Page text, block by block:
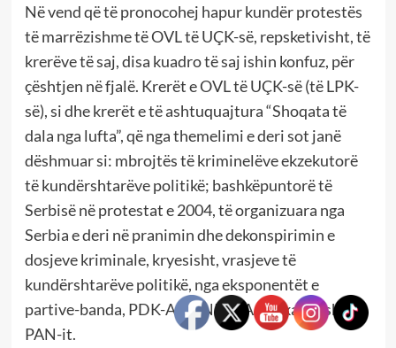
Në vend që të pronocohej hapur kundër protestës
të marrëzishme të OVL të UÇK-së, repsketivisht, të
krerëve të saj, disa kuadro të saj ishin konfuz, për
çështjen në fjalë. Krerët e OVL të UÇK-së (të LPK-
së), si dhe krerët e të ashtuquajtura “Shoqata të
dala nga lufta”, që nga themelimi e deri sot janë
dëshmuar si: mbrojtës të kriminelëve ekzekutorë
të kundërshtarëve politikë; bashkëpuntorë të
Serbisë në protestat e 2004, të organizuara nga
Serbia e deri në pranimin dhe dekonspirimin e
dosjeve kriminale, kryesisht, vrasjeve të
kundërshtarëve politikë, nga eksponentët e
partive-banda, PDK-AAK-NISMA, përkatësisht të
PAN-it.